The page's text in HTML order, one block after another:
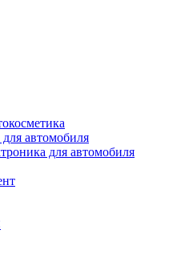
автомобиля
для автомобиля